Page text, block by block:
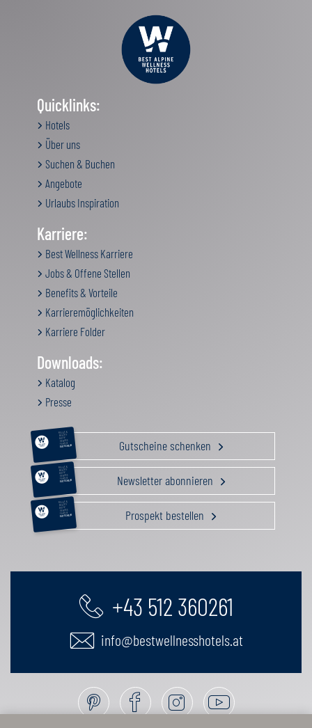
Quicklinks:
Hotels
Über uns
Suchen & Buchen
Angebote
Urlaubs Inspiration
Karriere:
Best Wellness Karriere
Jobs & Offene Stellen
Benefits & Vorteile
Karrieremöglichkeiten
Karriere Folder
Downloads:
Katalog
Presse
RELAX &
BEAUTY
AKTIV
GENUSS
FAMILIE
GUTSCHEIN Gutscheine schenken
RELAX &
BEAUTY
AKTIV
GENUSS
FAMILIE
GUTSCHEIN Newsletter abonnieren
RELAX &
BEAUTY
AKTIV
GENUSS
FAMILIE
GUTSCHEIN Prospekt bestellen
+43 512 360261
info@bestwellnesshotels.at